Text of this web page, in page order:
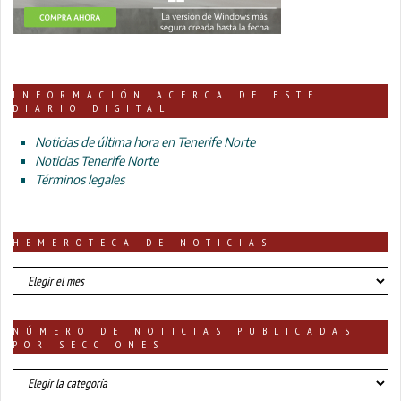
INFORMACIÓN ACERCA DE ESTE
DIARIO DIGITAL
Noticias de última hora en Tenerife Norte
Noticias Tenerife Norte
Términos legales
HEMEROTECA DE NOTICIAS
HEMEROTECA
DE
NÚMERO DE NOTICIAS PUBLICADAS
POR SECCIONES
número
de